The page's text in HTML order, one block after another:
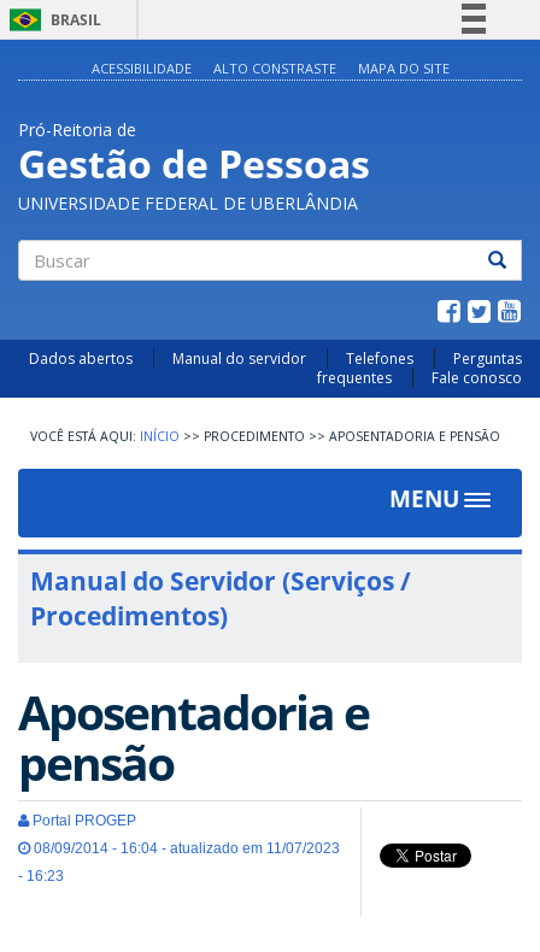
BRASIL
Acesso à informação
Legislação
Canais
ACESSIBILIDADE ALTO CONSTRASTE MAPA DO SITE
Pró-Reitoria de
Gestão de Pessoas
UNIVERSIDADE FEDERAL DE UBERLÂNDIA
Dados abertos Manual do servidor Telefones
Perguntas
frequentes
Fale conosco
INÍCIO >> PROCEDIMENTO >> APOSENTADORIA E PENSÃO
MENU
Toggle
Manual do Servidor (Serviços /
Procedimentos)
Aposentadoria e
pensão
Portal PROGEP
08/09/2014 - 16:04 - atualizado em 11/07/2023
- 16:23